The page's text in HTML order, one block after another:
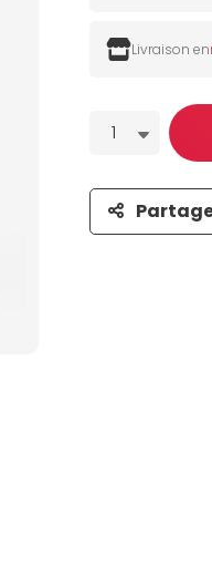
Livraison en
Quantité
1